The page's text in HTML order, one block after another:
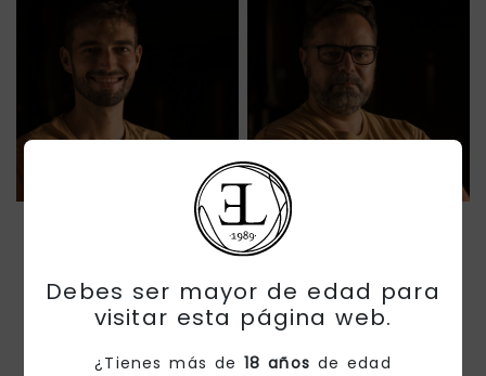
Debes ser mayor de edad para
visitar esta página web.
¿Tienes más de 18 años de edad
Juan Pedro